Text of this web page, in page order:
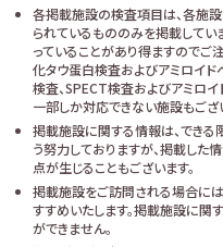
各掲載施設の検査項目は、各施
られているもののみを掲載して
っていることがあり得ますのでご
化タウ蛋白検査およびアミロイ
検査、SPECT検査およびアミロ
一部しか対応できない施設もござ
掲載施設に関する情報は、でき
う努力しておりますが、掲載した
点が生じることもございます。
掲載施設をご訪問される場合に
すすめいたします。掲載施設に関
ができません。